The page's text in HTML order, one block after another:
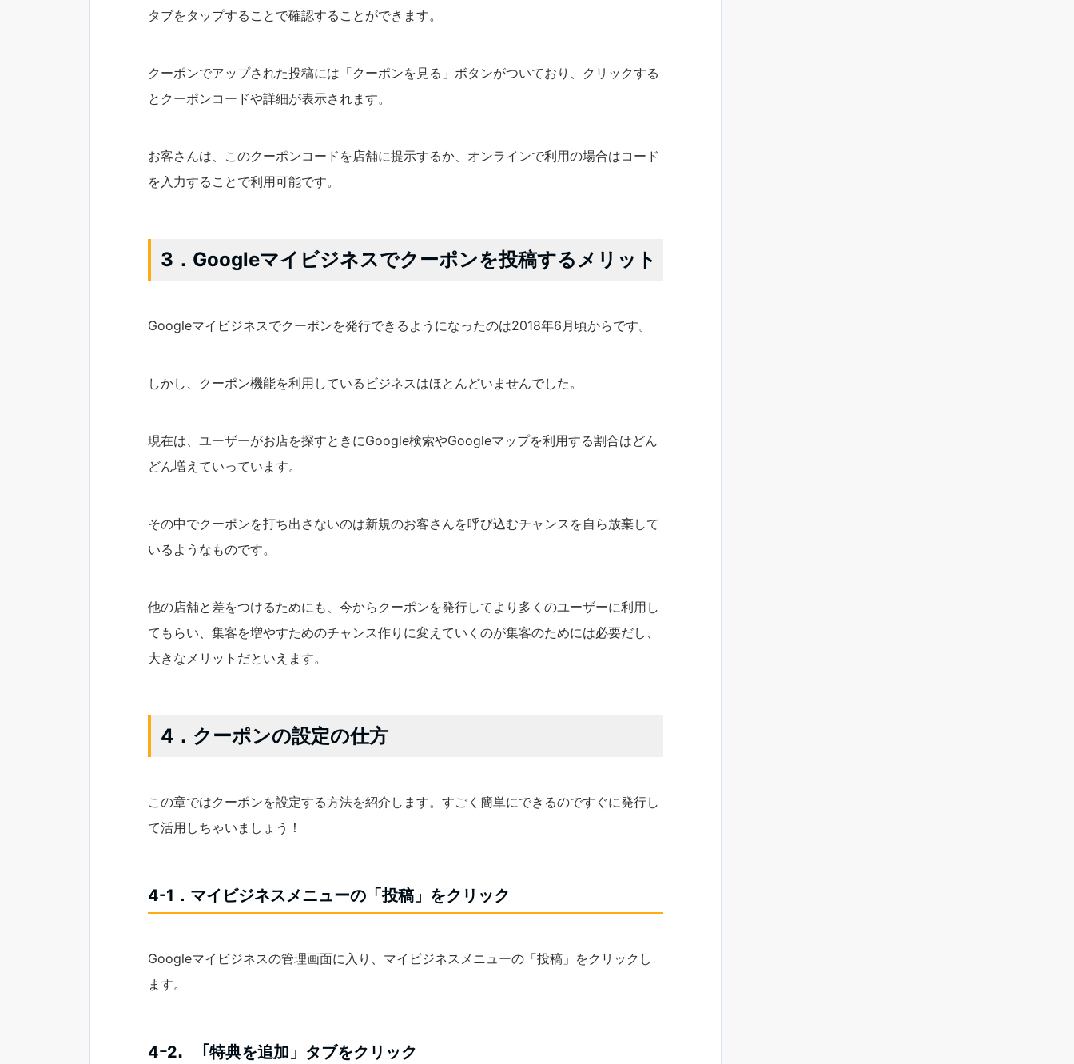
タブをタップすることで確認することができます。
クーポンでアップされた投稿には「クーポンを見る」ボタンがついており、クリックする
とクーポンコードや詳細が表示されます。
お客さんは、このクーポンコードを店舗に提示するか、オンラインで利用の場合はコード
を入力することで利用可能です。
3．Googleマイビジネスでクーポンを投稿するメリット
Googleマイビジネスでクーポンを発行できるようになったのは2018年6月頃からです。
しかし、クーポン機能を利用しているビジネスはほとんどいませんでした。
現在は、ユーザーがお店を探すときにGoogle検索やGoogleマップを利用する割合はどん
どん増えていっています。
その中でクーポンを打ち出さないのは新規のお客さんを呼び込むチャンスを自ら放棄して
いるようなものです。
他の店舗と差をつけるためにも、今からクーポンを発行してより多くのユーザーに利用し
てもらい、集客を増やすためのチャンス作りに変えていくのが集客のためには必要だし、
大きなメリットだといえます。
4．クーポンの設定の仕方
この章ではクーポンを設定する方法を紹介します。すごく簡単にできるのですぐに発行し
て活用しちゃいましょう！
4-1．マイビジネスメニューの「投稿」をクリック
Googleマイビジネスの管理画面に入り、マイビジネスメニューの「投稿」をクリックし
ます。
4ｰ2．「特典を追加」タブをクリック